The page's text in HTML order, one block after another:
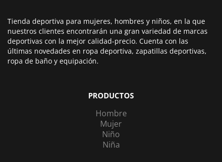
Tienda deportiva para mujeres, hombres y niños, en la que
nuestros clientes encontrarán una gran variedad de marcas
deportivas con la mejor calidad-precio. Cuenta con las
últimas novedades en ropa deportiva, zapatillas deportivas,
ropa de baño y equipación.
PRODUCTOS
Hombre
Mujer
Niño
Niña